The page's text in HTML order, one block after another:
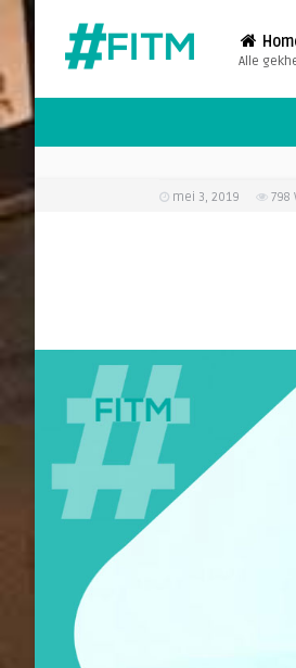
Alle
mei 3, 2019 798